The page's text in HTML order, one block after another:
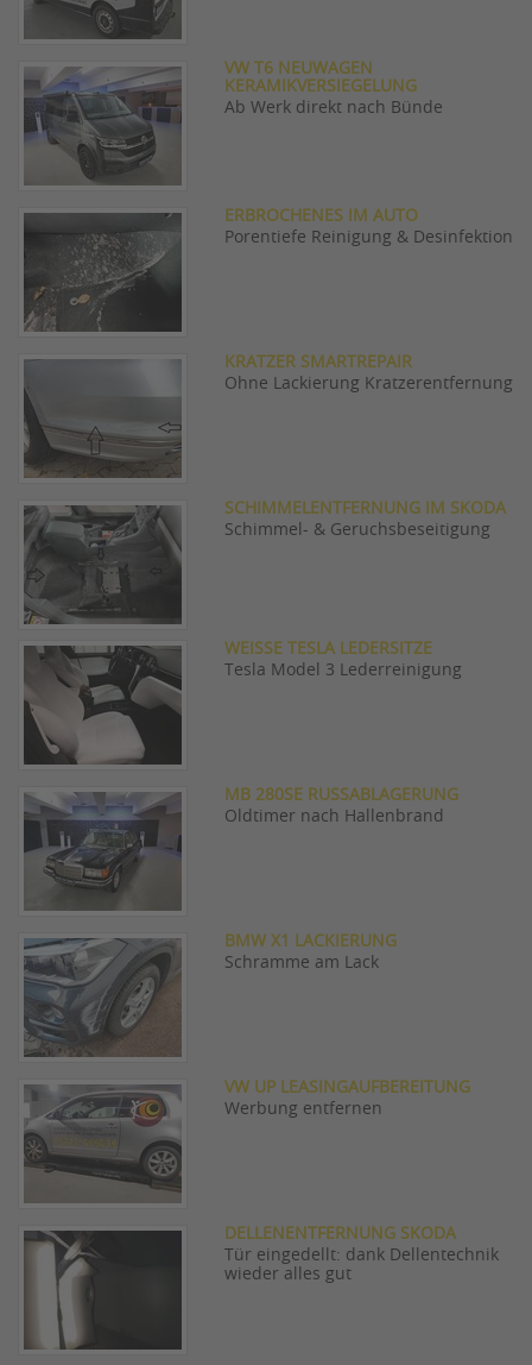
VW T6 NEUWAGEN
KERAMIKVERSIEGELUNG
Ab Werk direkt nach Bünde
ERBROCHENES IM AUTO
Porentiefe Reinigung & Desinfektion
KRATZER SMARTREPAIR
Ohne Lackierung Kratzerentfernung
SCHIMMELENTFERNUNG IM SKODA
Schimmel- & Geruchsbeseitigung
WEISSE TESLA LEDERSITZE
Tesla Model 3 Lederreinigung
MB 280SE RUSSABLAGERUNG
Oldtimer nach Hallenbrand
BMW X1 LACKIERUNG
Schramme am Lack
VW UP LEASINGAUFBEREITUNG
Werbung entfernen
DELLENENTFERNUNG SKODA
Tür eingedellt: dank Dellentechnik
wieder alles gut